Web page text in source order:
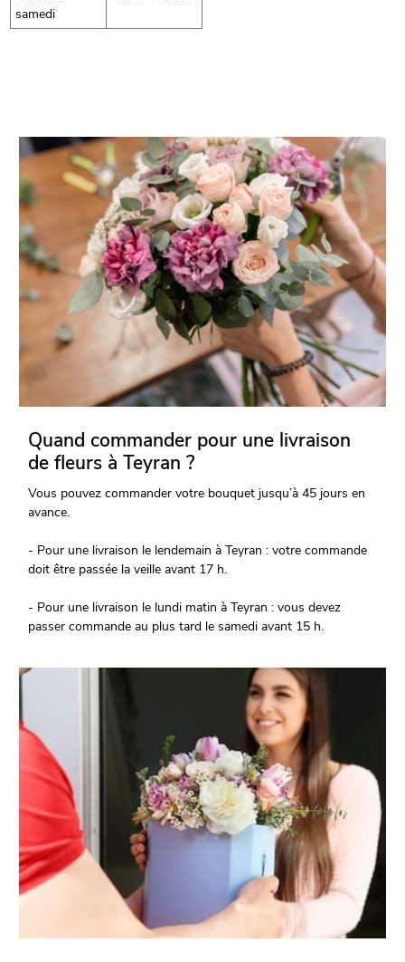
samedi
Quand commander pour une livraison
de fleurs à Teyran ?
Vous pouvez commander votre bouquet jusqu’à 45 jours en
avance.
- Pour une livraison le lendemain à Teyran : votre commande
doit être passée la veille avant 17 h.
- Pour une livraison le lundi matin à Teyran : vous devez
passer commande au plus tard le samedi avant 15 h.